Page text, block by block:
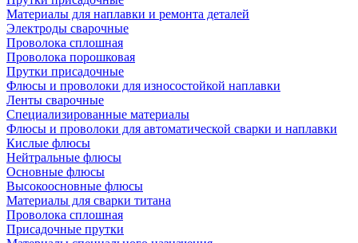
Материалы для наплавки и ремонта деталей
Электроды сварочные
Проволока сплошная
Проволока порошковая
Прутки присадочные
Флюсы и проволоки для износостойкой наплавки
Ленты сварочные
Специализированные материалы
Флюсы и проволоки для автоматической сварки и наплавки
Кислые флюсы
Нейтральные флюсы
Основные флюсы
Высокоосновные флюсы
Материалы для сварки титана
Проволока сплошная
Присадочные прутки